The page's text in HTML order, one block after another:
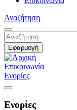
Αναζήτηση
Επικοινωνία
Ενορίες
Ενορίες